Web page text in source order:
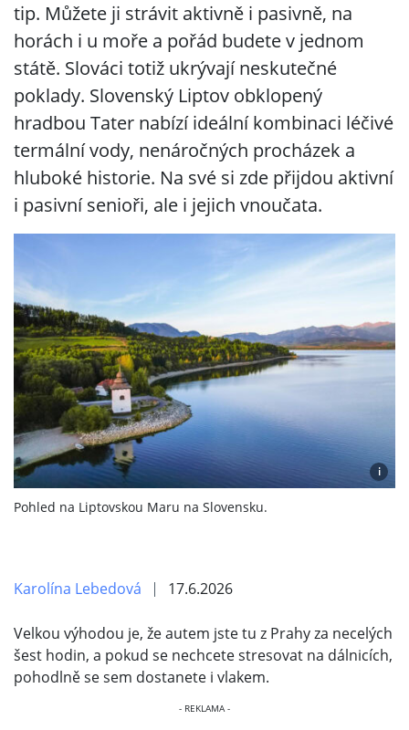
tip. Můžete ji strávit aktivně i pasivně, na
horách i u moře a pořád budete v jednom
státě. Slováci totiž ukrývají neskutečné
poklady. Slovenský Liptov obklopený
hradbou Tater nabízí ideální kombinaci léčivé
termální vody, nenáročných procházek a
hluboké historie. Na své si zde přijdou aktivní
i pasivní senioři, ale i jejich vnoučata.
i
Pohled na Liptovskou Maru na Slovensku.
Karolína Lebedová 17.6.2026
Velkou výhodou je, že autem jste tu z Prahy za necelých
šest hodin, a pokud se nechcete stresovat na dálnicích,
pohodlně se sem dostanete i vlakem.